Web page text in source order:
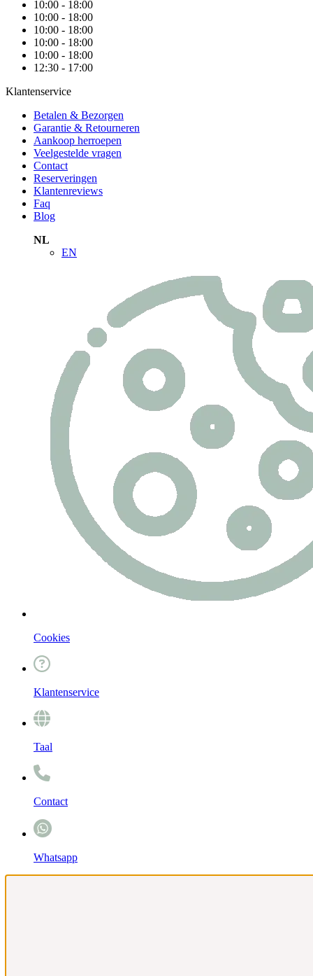
10:00 - 18:00
10:00 - 18:00
10:00 - 18:00
10:00 - 18:00
10:00 - 18:00
12:30 - 17:00
Klantenservice
Betalen & Bezorgen
Garantie & Retourneren
Aankoop herroepen
Veelgestelde vragen
Contact
Reserveringen
Klantenreviews
Faq
Blog
NL
EN
Cookies
Klantenservice
Taal
Contact
Whatsapp